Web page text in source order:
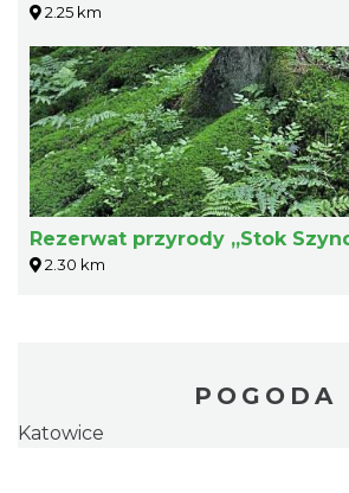
2.25 km
Rezerwat przyrody „Stok
2.30 km
POGODA
Katowice